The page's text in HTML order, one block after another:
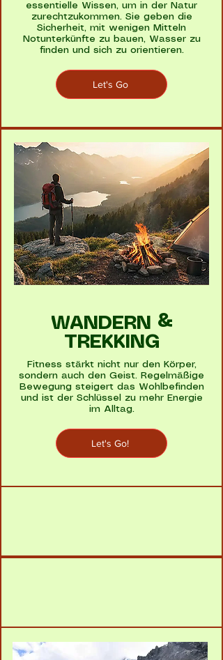
essentielle Wissen, um in der Natur
zurechtzukommen. Sie geben die
Sicherheit, mit wenigen Mitteln
Notunterkünfte zu bauen, Wasser zu
finden und sich zu orientieren.
Let's Go
WANDERN &
TREKKING
Fitness stärkt nicht nur den Körper,
sondern auch den Geist. Regelmäßige
Bewegung steigert das Wohlbefinden
und ist der Schlüssel zu mehr Energie
im Alltag.
Let's Go!